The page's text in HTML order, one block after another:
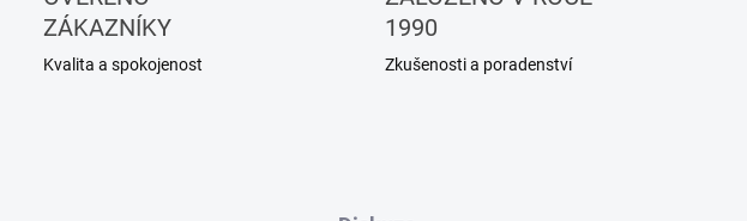
ZÁKAZNÍKY
Kvalita a spokojenost
1990
Zkušenosti a poradenství